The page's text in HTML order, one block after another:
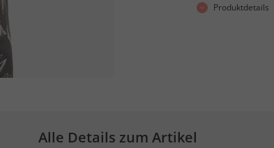
Produktdetails
Alle Details zum Artikel